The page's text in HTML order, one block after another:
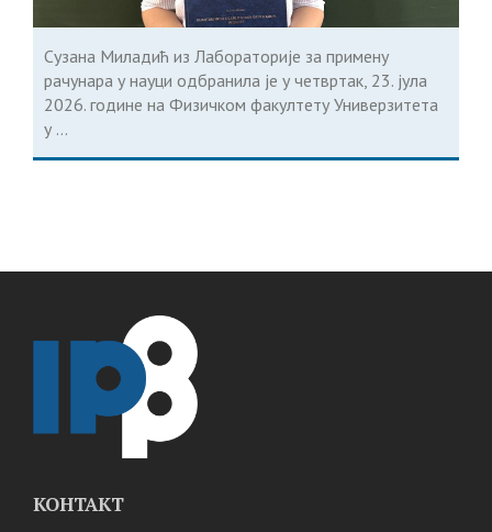
Сузана Миладић из Лабораторије за примену
рачунара у науци одбранила је у четвртак, 23. јула
2026. године на Физичком факултету Универзитета
у ...
КОНТАКТ